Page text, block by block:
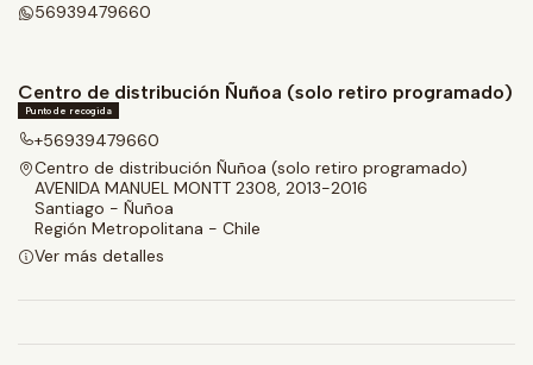
56939479660
Centro de distribución Ñuñoa (solo retiro programado)
Punto de recogida
+56939479660
Centro de distribución Ñuñoa (solo retiro programado)
AVENIDA MANUEL MONTT 2308, 2013-2016
Santiago - Ñuñoa
Región Metropolitana - Chile
Ver más detalles